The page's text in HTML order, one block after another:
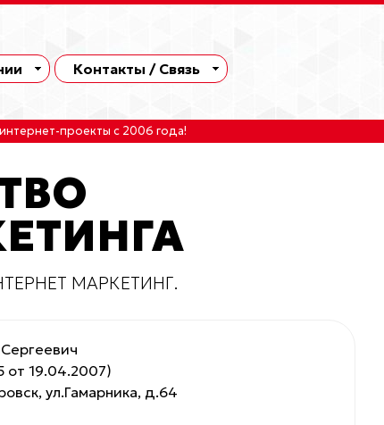
Контакты / Связь
проекты с 2006 года!
МАРКЕТИНГ.
от 19.04.2007)
ул.Гамарника, д.64